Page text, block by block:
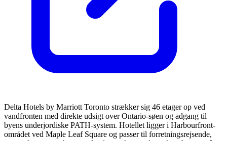
Delta Hotels by Marriott Toronto strækker sig 46 etager op ved
vandfronten med direkte udsigt over Ontario-søen og adgang til
byens underjordiske PATH-system. Hotellet ligger i Harbourfront-
området ved Maple Leaf Square og passer til forretningsrejsende,